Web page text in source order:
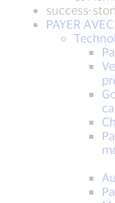
success-
PAYER